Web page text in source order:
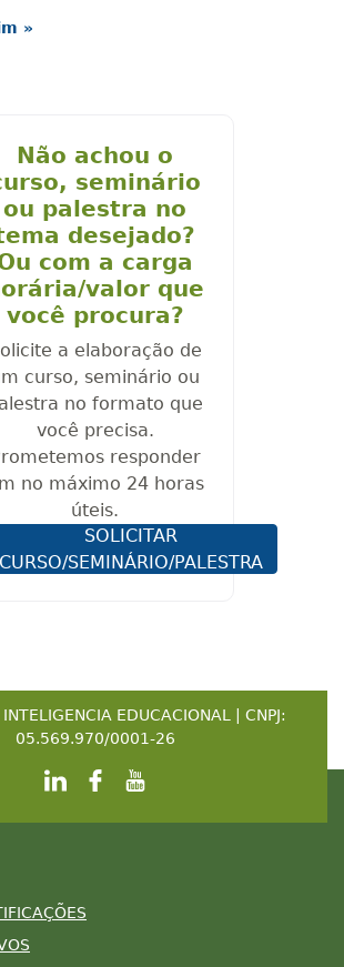
»
Não achou o
seminário
ou palestra no
desejado?
com a carga
valor que
você procura?
a elaboração de
curso, seminário ou
no formato que
você precisa.
responder
no máximo 24 horas
úteis.
SOLICITAR
CURSO/SEMINÁRIO/PALESTRA
EDUCACIONAL | CNPJ:
05.569.970/0001-26